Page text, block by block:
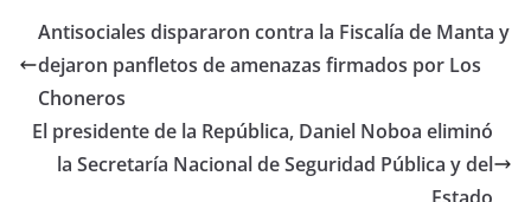
er e
b
o
k
s
A
p
gr
a
di
t
l e
dI
p
ar
Antisociales dispararon contra la Fiscalía de Manta y
dejaron panfletos de amenazas firmados por Los
Choneros
El presidente de la República, Daniel Noboa eliminó
la Secretaría Nacional de Seguridad Pública y del